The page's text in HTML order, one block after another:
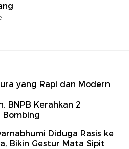
yang Rapi dan Modern
BNPB Kerahkan 2
Diduga Rasis ke
Bikin Gestur Mata Sipit